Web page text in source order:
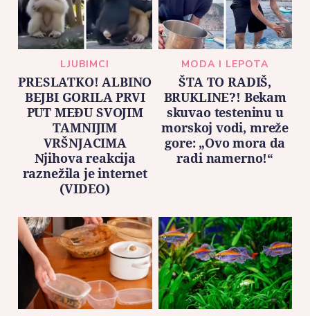
LJUBIMCI
PRESLATKO! ALBINO
BEJBI GORILA PRVI
PUT MEĐU SVOJIM
TAMNIJIM
VRŠNJACIMA
Njihova reakcija
raznežila je internet
(VIDEO)
MODA I LEPOTA
ŠTA TO RADIŠ,
BRUKLINE?! Bekam
skuvao testeninu u
morskoj vodi, mreže
gore: „Ovo mora da
radi namerno!“